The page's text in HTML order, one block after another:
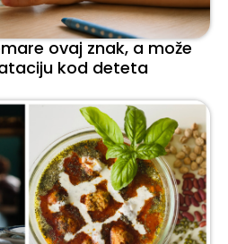
ovaj znak, a može
kod deteta